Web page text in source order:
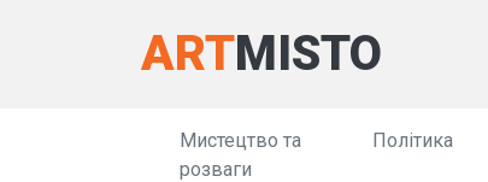
ARTMISTO
Мистецтво та
розваги
Політика